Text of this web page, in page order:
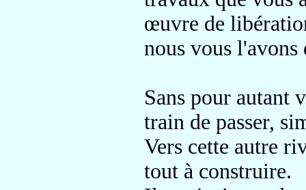
œuvre de
nous vous
Sans pour autant
train de passer,
Vers cette autre
tout à construire.